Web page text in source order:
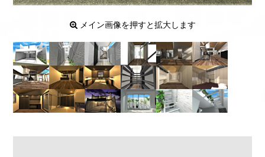
メイン画像を押すと拡大します